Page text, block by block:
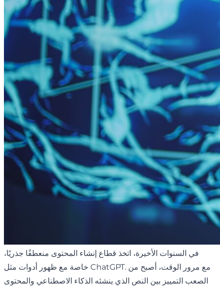
في السنوات الأخيرة، اتخذ قطاع إنشاء المحتوى منعطفًا جذريًا،
خاصة مع ظهور أدوات مثل ChatGPT. مع مرور الوقت، أصبح من
الصعب التمييز بين النص الذي ينشئه الذكاء الاصطناعي والمحتوى